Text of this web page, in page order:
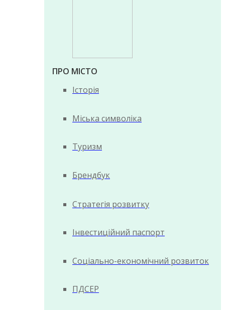
ПРО МІСТО
Історія
Міська символіка
Туризм
Брендбук
Стратегія розвитку
Інвестиційний паспорт
Соціально-економічний розвиток
ПДСЕР